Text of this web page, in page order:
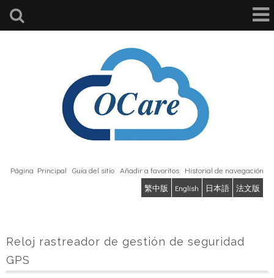
Página Principal Guía del sitio Añadir a favoritos
繁中版
English 日本語 法文版
Historial de navegación
Reloj rastreador de gestión de seguridad
GPS